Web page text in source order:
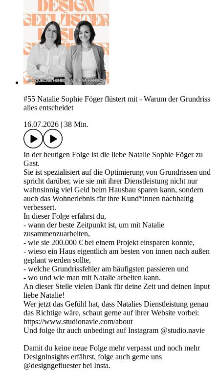
#55 Natalie Sophie Föger flüstert mit - Warum der Grundriss
alles entscheidet
16.07.2026
38 Min.
In der heutigen Folge ist die liebe Natalie Sophie Föger zu
Gast.
Sie ist spezialisiert auf die Optimierung von Grundrissen und
spricht darüber, wie sie mit ihrer Dienstleistung nicht nur
wahnsinnig viel Geld beim Hausbau sparen kann, sondern
auch das Wohnerlebnis für ihre Kund*innen nachhaltig
verbessert.
In dieser Folge erfährst du,
- wann der beste Zeitpunkt ist, um mit Natalie
zusammenzuarbeiten,
- wie sie 200.000 € bei einem Projekt einsparen konnte,
- wieso ein Haus eigentlich am besten von innen nach außen
geplant werden sollte,
- welche Grundrissfehler am häufigsten passieren und
- wo und wie man mit Natalie arbeiten kann.
An dieser Stelle vielen Dank für deine Zeit und deinen Input
liebe Natalie!
Wer jetzt das Gefühl hat, dass Natalies Dienstleistung genau
das Richtige wäre, schaut gerne auf ihrer Website vorbei:
https://www.studionavie.com/about
Und folge ihr auch unbedingt auf Instagram @studio.navie
Damit du keine neue Folge mehr verpasst und noch mehr
Designinsights erfährst, folge auch gerne uns
@designgefluester bei Insta.